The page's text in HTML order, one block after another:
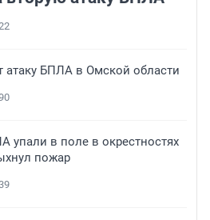
атаку БПЛА в Омской области
упали в поле в окрестностях
пожар